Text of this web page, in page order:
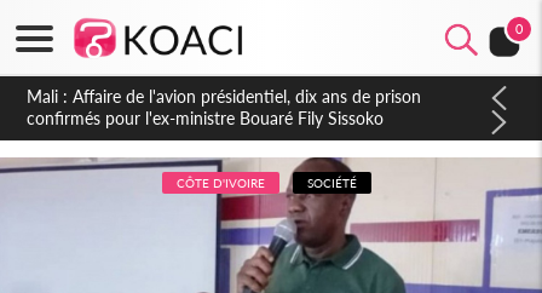
0
Nigeria : Le Togo et le Cameroun principaux acheteurs des
produits de la raffinerie Dangote en juillet
CÔTE D'IVOIRE SOCIÉTÉ